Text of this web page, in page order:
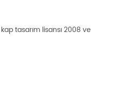
kap tasarım lisansı 2008 ve